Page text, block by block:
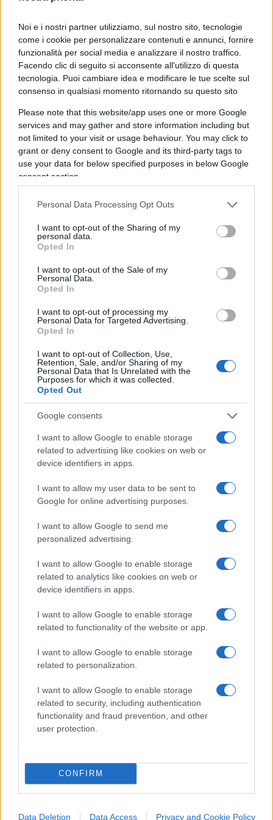
Noi e i nostri partner utilizziamo, sul nostro sito, tecnologie
come i cookie per personalizzare contenuti e annunci, fornire
funzionalità per social media e analizzare il nostro traffico.
Facendo clic di seguito si acconsente all'utilizzo di questa
tecnologia. Puoi cambiare idea e modificare le tue scelte sul
consenso in qualsiasi momento ritornando su questo sito
Please note that this website/app uses one or more Google
services and may gather and store information including but
not limited to your visit or usage behaviour. You may click to
grant or deny consent to Google and its third-party tags to
use your data for below specified purposes in below Google
consent section.
Personal Data Processing Opt Outs
I want to opt-out of the Sharing of my
personal data.
Opted In
I want to opt-out of the Sale of my
Personal Data.
Opted In
I want to opt-out of processing my
Personal Data for Targeted Advertising.
Opted In
I want to opt-out of Collection, Use,
Retention, Sale, and/or Sharing of my
Personal Data that Is Unrelated with the
Purposes for which it was collected.
Opted Out
Google consents
I want to allow Google to enable storage
related to advertising like cookies on web or
device identifiers in apps.
I want to allow my user data to be sent to
Google for online advertising purposes.
I want to allow Google to send me
personalized advertising.
I want to allow Google to enable storage
related to analytics like cookies on web or
device identifiers in apps.
I want to allow Google to enable storage
related to functionality of the website or app.
I want to allow Google to enable storage
related to personalization.
I want to allow Google to enable storage
related to security, including authentication
functionality and fraud prevention, and other
user protection.
CONFIRM
Data Deletion Data Access Privacy and Cookie Policy
L’episodio dell’autogrill è al centro diversioni
contrastanti. Secondo l’avvocato Battistini, il
cittadino francese avrebbe reagito in modo
violento dopo che uno degli indagati gli aveva
chiesto di cancellare un video ritenuto lesivo della
privacy. Il legale sostiene inoltre che i suoi assistiti
siano stati oggetto di insulti quando l’uomo si
sarebbe accorto che parlavano arabo, e che la
successiva reazione non avrebbe avuto alcuna
motivazione discriminatoria. Nella loro versione,
riconosciuto un simbolo legato alle loro origini e
successivamente colpiti con una testata e un
pugno, accompagnando il gesto con insulti razzisti
medicati in ospedale per un trauma cranico e
contusioni lievi.
Leggi anche:
Ebrei aggrediti in Autogrill: ecco chi ha accesso
la miccia dell’antisemitismo
Mentre proseguono le indagini della Procura, il
consigliere comunale di Azione e membro della
comunità ebraica di Milano,
denunciato una serie di insulti antisemiti ricevuti
online. Tra i commenti segnalati, anche frasi
offensive riferite alla Shoah e ad Anna Frank.
Nahum ha annunciato azioni legali contro gli
predisposto un rafforzamento della sorveglianza
ortodossi in vacanza. Non risultano minacce
specifiche, ma le autorità hanno deciso di
mantenere una presenza costante a scopo
precauzionale.
mantiene stabile rispetto all’anno precedente, ma
si registra un aumento della loro gravità.